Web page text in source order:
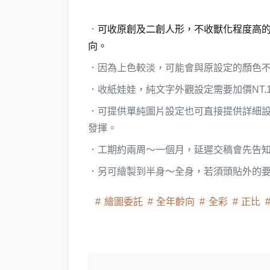
． 可收原創及二創人形，不收獸化程度高
向。
．因為上色較淡，可能會與原設定的顏色
．收紙娃娃，純文字外觀設定需要加價
．可提供單純圖片設定也可直接提供詳細
發揮。
．工期約兩周～一個月，延遲交稿會先告
．另可繪製到半身～全身，若須頭貼外的
繪圖委託 全年齡向 全彩 正比